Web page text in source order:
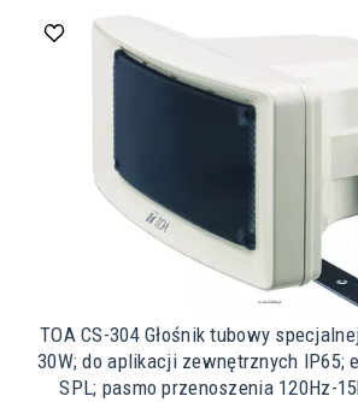
TOA CS-304 Głośnik tubowy
30W; do aplikacji zewnętrznych IP65;
SPL; pasmo przenoszenia 120Hz-